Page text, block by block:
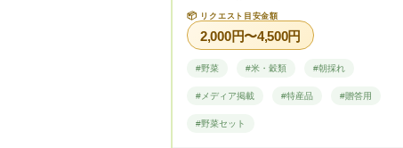
📦 リクエスト目安金額
2,000円〜4,500円
#野菜 #米・穀類 #朝採れ
#メディア掲載 #特産品 #贈答用
#野菜セット